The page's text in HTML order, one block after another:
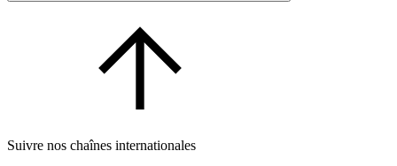
Suivre nos chaînes internationales